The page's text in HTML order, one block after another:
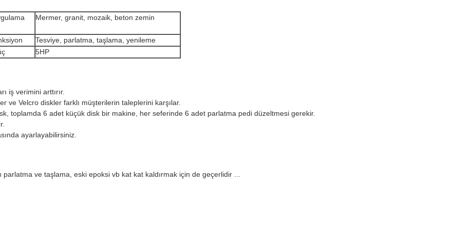
Mermer, granit, mozaik, beton zemin
Tesviye, parlatma, taşlama, yenileme
5HP
iş verimini arttırır.
ve Velcro diskler farklı müşterilerin taleplerini karşılar.
toplamda 6 adet küçük disk bir makine, her seferinde 6 adet parlatma pedi düzeltmesi gerekir.
ayarlayabilirsiniz.
ve taşlama, eski epoksi vb kat kat kaldırmak için de geçerlidir ...